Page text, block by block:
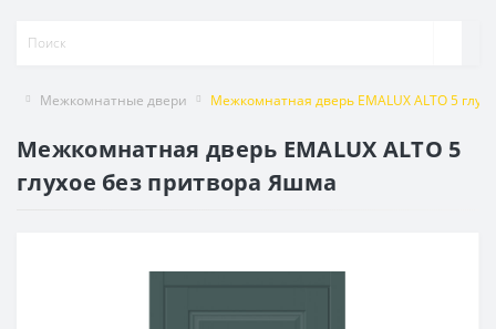
Межкомнатные двери Межкомнатная дверь EMALUX ALTO 5
Межкомнатная дверь EMALUX ALTO 5
глухое без притвора Яшма